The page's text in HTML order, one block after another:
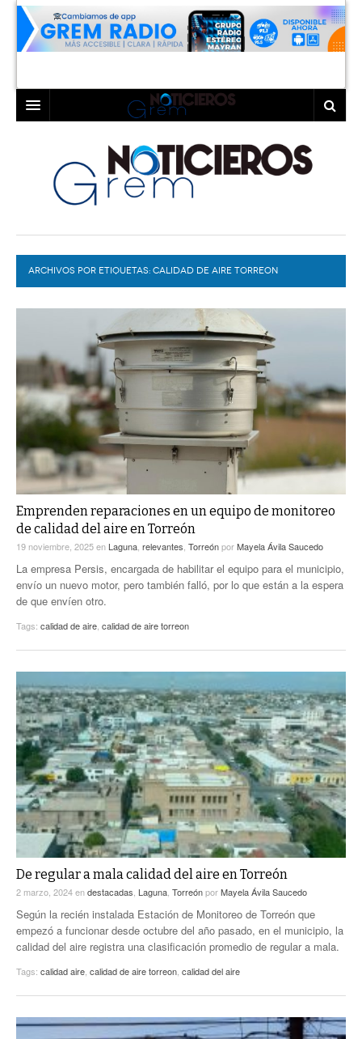
LAGUNA
TORREÓN
GÓMEZ PALACIO
LERDO
COAHUILA
DURANGO
DEPORTES
EL EXACTO
EXA INFORMA
GLOBO
CONTEXTOS
TRAYECTO LAGUNA
A MEDIA MAÑANA
A TODA LEY
DIÁLOGOS CON LA HISTORIA
TWEETS AND BEATS
LA MEJOR 97.1 ESTÉREO GALLITO
ACTUALIDADES GREM
PULSO
LA MEJOR INFORMACIÓN
COLABORADORES
PC29
ACTUALIDADES GREM
ARCHIVOS POR ETIQUETAS: CALIDAD DE AIRE TORREON
Emprenden reparaciones en un equipo de monitoreo
de calidad del aire en Torreón
19 noviembre, 2025en Laguna relevantes TorreónporMayela Ávila Saucedo
La empresa Persis, encargada de habilitar el equipo para el municipio,
envío un nuevo motor, pero también falló, por lo que están a la espera
de que envíen otro.
Tags: calidad de aire calidad de aire torreon
De regular a mala calidad del aire en Torreón
2 marzo, 2024endestacadas Laguna TorreónporMayela Ávila Saucedo
Según la recién instalada Estación de Monitoreo de Torreón que
empezó a funcionar desde octubre del año pasado, en el municipio, la
calidad del aire registra una clasificación promedio de regular a mala.
Tags: calidad aire calidad de aire torreon calidad del aire